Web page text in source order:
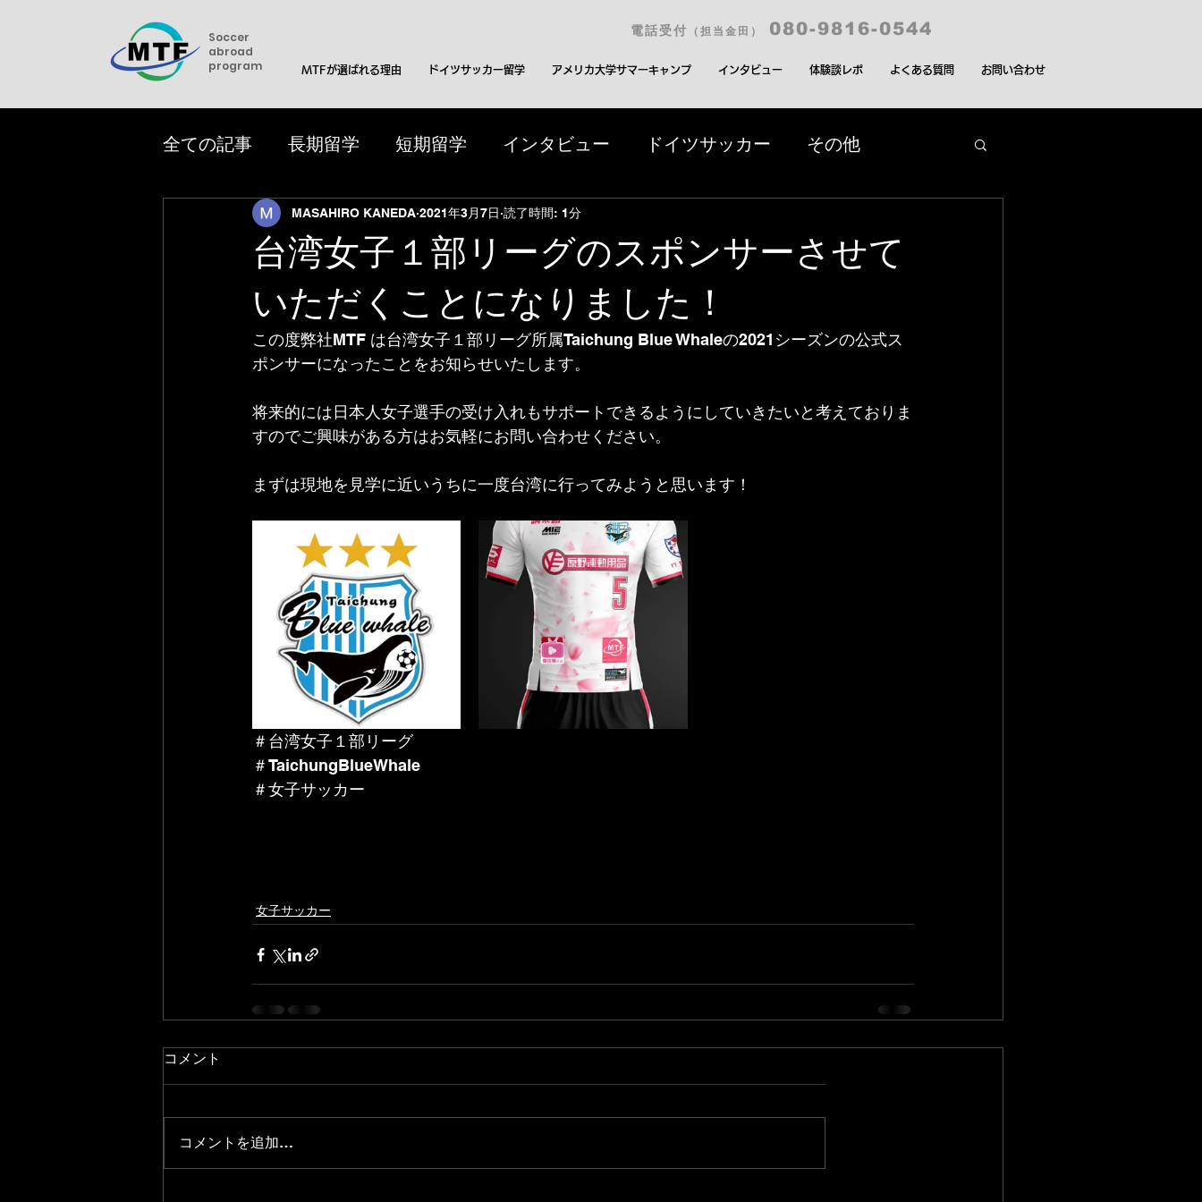
Soccer
abroad
program
電話受付 （担当金田） 080-9816-0544
MTFが選ばれる理由 ドイツサッカー留学 アメリカ大学サマーキャンプ インタビュー 体験談レポ よくある質問 お問い合わせ
全ての記事 長期留学 短期留学 インタビュー ドイツサッカー その他
女子サッカー トライアウト プロリーグトライアウト
アメリカ大学サマーキャンプ
台湾女子１部リーグのスポンサーさせて
いただくことになりました！
MASAHIRO KANEDA 2021年3月7日 読了時間: 1分
この度弊社MTF は台湾女子１部リーグ所属Taichung Blue Whaleの2021シーズンの公式ス
ポンサーになったことをお知らせいたします。
将来的には日本人女子選手の受け入れもサポートできるようにしていきたいと考えておりま
すのでご興味がある方はお気軽にお問い合わせください。
まずは現地を見学に近いうちに一度台湾に行ってみようと思います！
＃台湾女子１部リーグ
＃TaichungBlueWhale
＃女子サッカー
女子サッカー
コメント
コメントを追加…